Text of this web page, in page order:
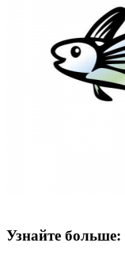
Узнайте больше: